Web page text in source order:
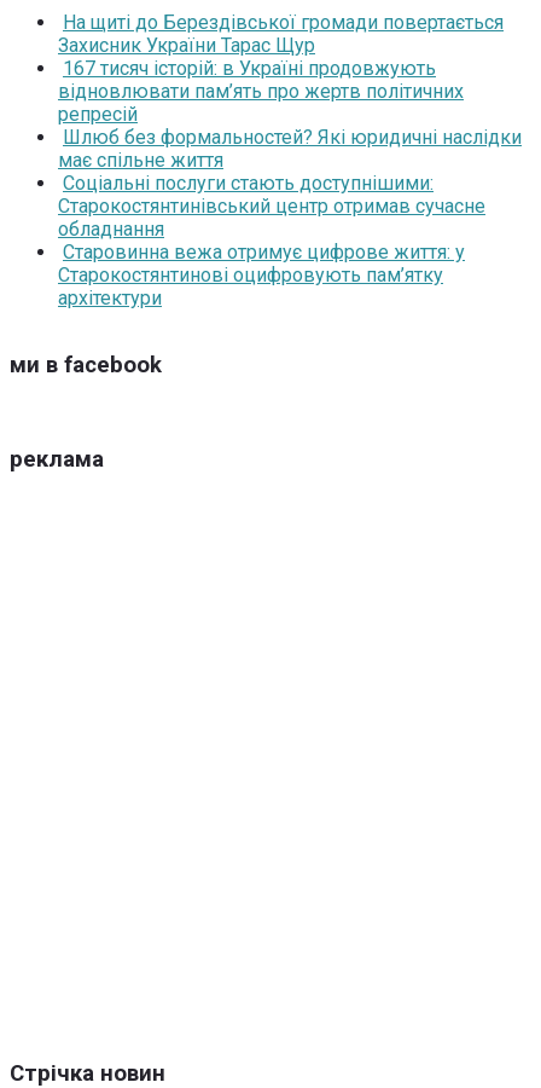
На щиті до Берездівської громади повертається
Захисник України Тарас Щур
167 тисяч історій: в Україні продовжують
відновлювати пам’ять про жертв політичних
репресій
Шлюб без формальностей? Які юридичні наслідки
має спільне життя
Соціальні послуги стають доступнішими:
Старокостянтинівський центр отримав сучасне
обладнання
Старовинна вежа отримує цифрове життя: у
Старокостянтинові оцифровують пам’ятку
архітектури
ми в facebook
реклама
Стрічка новин